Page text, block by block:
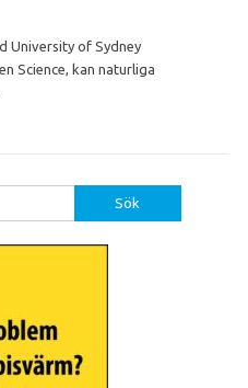
University of Sydney
Science, kan naturliga